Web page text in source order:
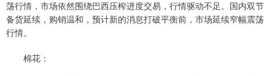
荡行情，市场依然围绕巴西压榨进度交易，行情驱动不足。国内双节
备货延续，购销温和，预计新的消息打破平衡前，市场延续窄幅震荡
行情。
棉花：